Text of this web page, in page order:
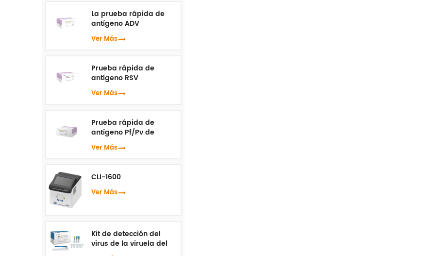
La prueba rápida de
antígeno ADV
Ver Más
Prueba rápida de
antígeno RSV
Ver Más
Prueba rápida de
antígeno Pf/Pv de
malaria
Ver Más
CLI-1600
Ver Más
Kit de detección del
virus de la viruela del
mono ( PCR en tiempo